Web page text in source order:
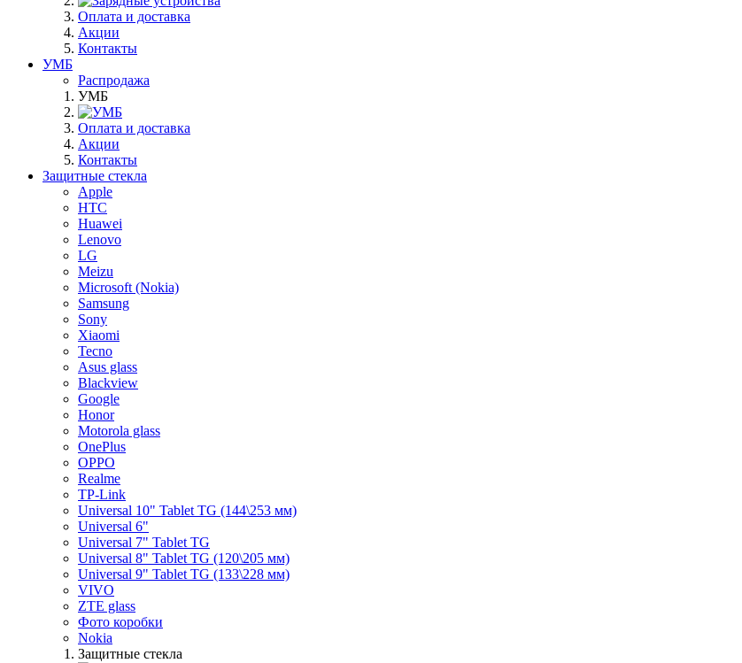
Оплата и доставка
Акции
Контакты
УМБ
Распродажа
УМБ
Оплата и доставка
Акции
Контакты
Защитные стекла
Apple
HTC
Huawei
Lenovo
LG
Meizu
Microsoft (Nokia)
Samsung
Sony
Xiaomi
Tecno
Asus glass
Blackview
Google
Honor
Motorola glass
OnePlus
OPPO
Realme
TP-Link
Universal 10" Tablet TG (144\253 мм)
Universal 6"
Universal 7" Tablet TG
Universal 8" Tablet TG (120\205 мм)
Universal 9" Tablet TG (133\228 мм)
VIVO
ZTE glass
Фото коробки
Nokia
Защитные стекла